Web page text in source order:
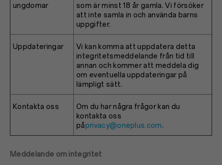
ungdomar
som är minst 18 år gamla. Vi försöker
att inte samla in och använda barns
uppgifter.
Uppdateringar
Vi kan komma att uppdatera detta
integritetsmeddelande från tid till
annan och kommer att meddela dig
om eventuella uppdateringar på
lämpligt sätt.
Kontakta oss
Om du har några frågor kan du
kontakta oss
påprivacy@oneplus.com.
Meddelande om integritet